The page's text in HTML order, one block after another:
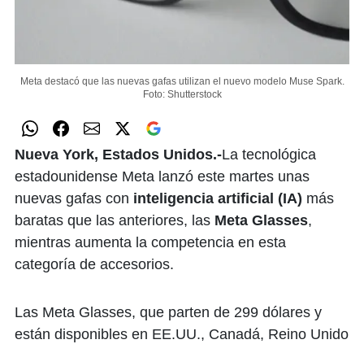
Meta destacó que las nuevas gafas utilizan el nuevo modelo Muse Spark.
Foto: Shutterstock
Nueva York, Estados Unidos.-La tecnológica
estadounidense Meta lanzó este martes unas
nuevas gafas con inteligencia artificial (IA) más
baratas que las anteriores, las Meta Glasses,
mientras aumenta la competencia en esta
categoría de accesorios.
Las Meta Glasses, que parten de 299 dólares y
están disponibles en EE.UU., Canadá, Reino Unido